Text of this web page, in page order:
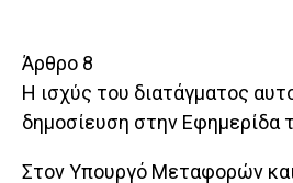
Άρθρο 8
Η ισχύς του διατάγματος
δημοσίευση στην Εφημερίδα
Στον Υπουργό Μεταφορών